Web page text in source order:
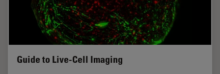
Guide to Live-Cell Imaging